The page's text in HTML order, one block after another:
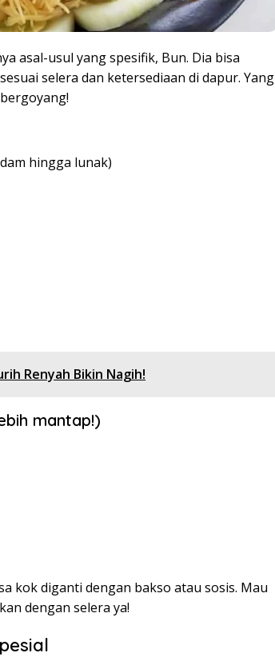
asal-usul yang spesifik, Bun. Dia bisa
selera dan ketersediaan di dapur. Yang
hingga lunak)
Renyah Bikin Nagih!
mantap!)
kok diganti dengan bakso atau sosis. Mau
dengan selera ya!